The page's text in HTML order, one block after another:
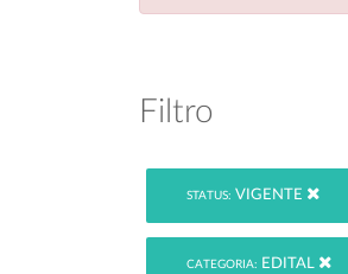
Filtro
STATUS: VIGENTE
CATEGORIA: EDITAL